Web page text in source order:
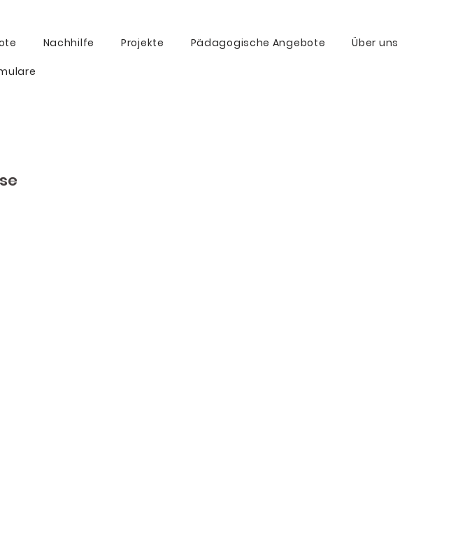
Nachhilfe Projekte Pädagogische Angebote Über uns